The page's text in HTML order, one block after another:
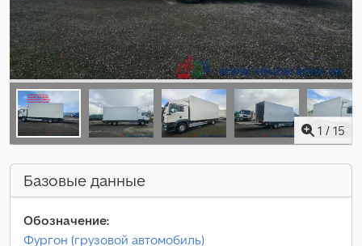
1 / 15
Базовые данные
Обозначение:
Фургон (грузовой автомобиль)